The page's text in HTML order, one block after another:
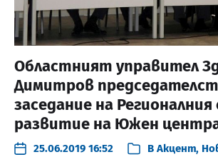
Областният управител
Димитров
заседание на
развитие на Южен
25.06.2019 16:52 В Акцент,